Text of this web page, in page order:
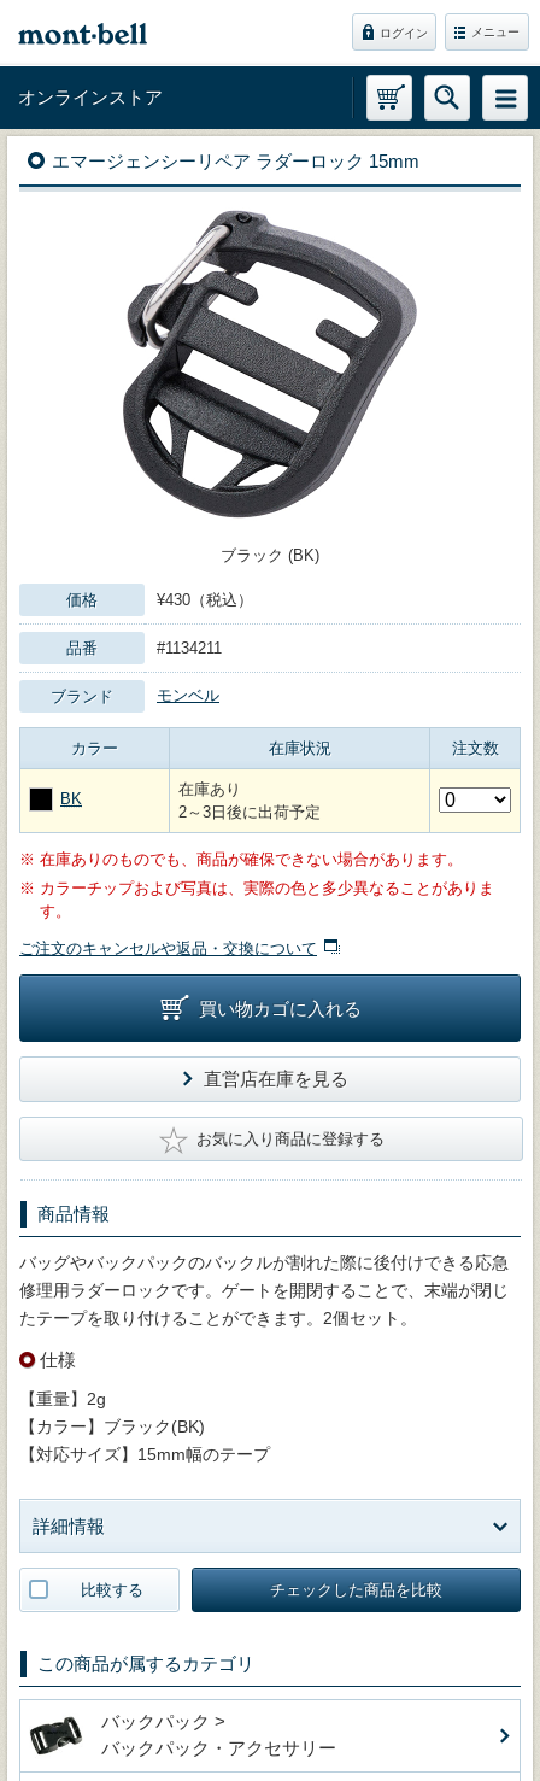
ログイン メニュー
オンラインストア
エマージェンシーリペア ラダーロック 15mm
ブラック (BK)
価格 ¥430（税込）
品番 #1134211
ブランド モンベル
カラー 在庫状況 注文数
BK
在庫あり
2～3日後に出荷予定
※ 在庫ありのものでも、商品が確保できない場合があります。
※ カラーチップおよび写真は、実際の色と多少異なることがありま
す。
ご注文のキャンセルや返品・交換について
買い物カゴに入れる
直営店在庫を見る
★ お気に入り商品に登録する
商品情報
バッグやバックパックのバックルが割れた際に後付けできる応急
修理用ラダーロックです。ゲートを開閉することで、末端が閉じ
たテープを取り付けることができます。2個セット。
仕様
【重量】2g
【カラー】ブラック(BK)
【対応サイズ】15mm幅のテープ
詳細情報
比較する チェックした商品を比較
この商品が属するカテゴリ
バックパック >
バックパック・アクセサリー